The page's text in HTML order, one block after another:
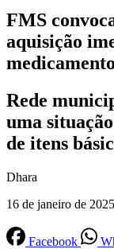
FMS
aquisição
Rede
uma
de itens
Dhara
16 de janeiro de
Facebook